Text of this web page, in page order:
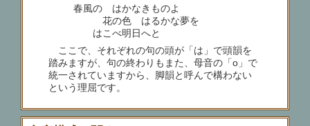
春風の はかなきものよ
花の色 はるかな夢を
はこべ明日へと
ここで、それぞれの句の頭が「は」で頭韻を
踏みますが、句の終わりもまた、母音の「o」で
統一されていますから、脚韻と呼んで構わない
という理屈です。